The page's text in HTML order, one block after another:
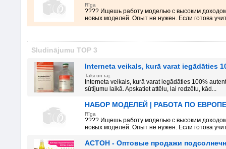
Rīga
???? Ищешь работу моделью с высоким
новых моделей. Опыт не нужен. Если готова
Sludinājumu TOP 3
Interneta veikals, kurā varat iegādāties
Talsi un raj.
Interneta veikals, kurā varat iegādāties 100%
sūtījumu laikā. Apskatiet attēlu, lai redzētu, kād...
НАБОР МОДЕЛЕЙ | РАБОТА ПО ЕВРОПЕ
Rīga
???? Ищешь работу моделью с высоким
новых моделей. Опыт не нужен. Если готова
АСТОН - Оптовые продажи